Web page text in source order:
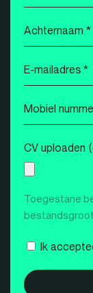
*
Achternaam
*
E-
mailadres
*
Mobiel
nummer
*
CV uploaden
Toegestane
Instemming
Ik